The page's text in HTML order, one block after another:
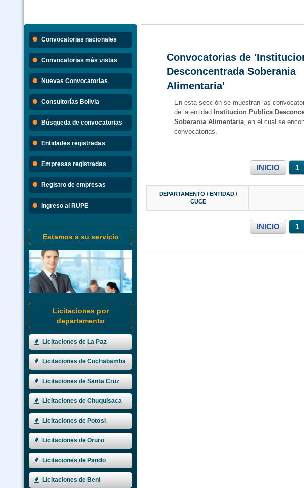
Convocatorias nacionales
Convocatorias más vistas
Nuevas Convocatorias
Consultorías Bolivia
Búsqueda de convocatorias
Entidades registradas
Empresas registradas
Registro de empresas
Ingreso al RUPE
Estamos a su servicio
Licitaciones por
departamento
Licitaciones de La Paz
Licitaciones de Cochabamba
Licitaciones de Santa Cruz
Licitaciones de Chuquisaca
Licitaciones de Potosi
Licitaciones de Oruro
Licitaciones de Pando
Licitaciones de Beni
Convocatorias de
Desconcentrada Soberania
Alimentaria'
En esta sección se muestran las
de la entidad
Institucion Publica
Soberania Alimentaria, en el cual se
convocatorias.
INICIO 1
DEPARTAMENTO / ENTIDAD /
CUCE
INICIO 1